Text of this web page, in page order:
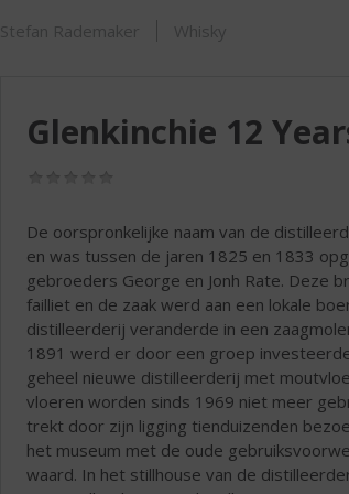
ASSORTIMENT
Stefan Rademaker Whisky
Glenkinchie 12
De oorspronkelijke naam van de
en was tussen de jaren 1825 en 1833
gebroeders George en Jonh Rate. Deze
failliet en de zaak werd aan een lokale
distilleerderij veranderde in een
1891 werd er door een groep
geheel nieuwe distilleerderij met
vloeren worden sinds 1969 niet meer
trekt door zijn ligging tienduizenden
het museum met de oude
waard. In het stillhouse van de